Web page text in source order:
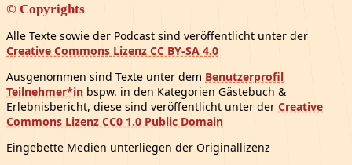
© Copyrights
Alle Texte sowie der Podcast sind veröffentlicht unter der
Creative Commons Lizenz CC BY-SA 4.0
Ausgenommen sind Texte unter dem Benutzerprofil
Teilnehmer*in bspw. in den Kategorien Gästebuch &
Erlebnisbericht, diese sind veröffentlicht unter der Creative
Commons Lizenz CC0 1.0 Public Domain
Eingebette Medien unterliegen der Originallizenz